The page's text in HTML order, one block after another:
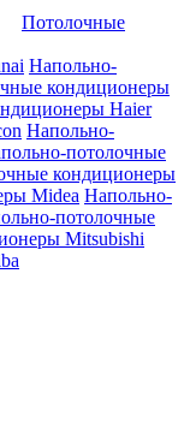
Потолочные
Напольно-
кондиционеры
Haier
Напольно-
потолочные
кондиционеры
Midea Напольно-
потолочные
Mitsubishi